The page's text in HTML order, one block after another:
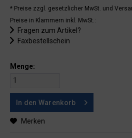
* Preise zzgl. gesetzlicher MwSt. und
Preise in Klammern inkl. MwSt.:
Fragen zum Artikel?
Faxbestellschein
Menge:
In den Warenkorb
Merken